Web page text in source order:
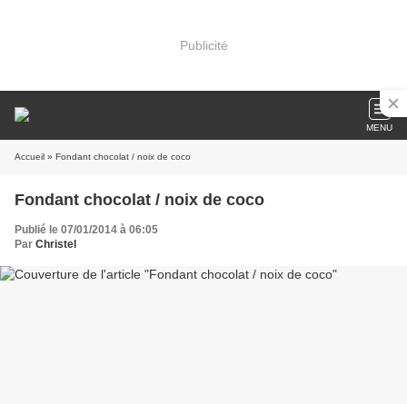
Publicité
MENU
Accueil » Fondant chocolat / noix de coco
Fondant chocolat / noix de coco
Publié le 07/01/2014 à 06:05
Par Christel